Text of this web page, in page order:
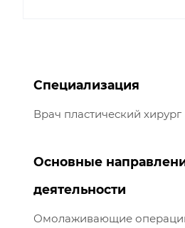
Специализация
Врач пластический хирург
Основные
деятельности
Омолаживающие